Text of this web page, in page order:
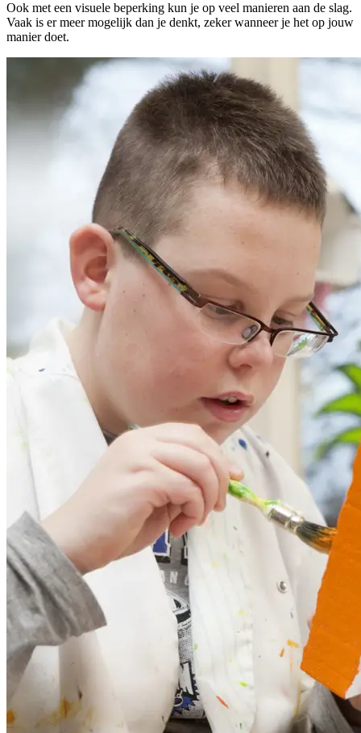
Ook met een visuele beperking kun je op veel manieren aan de slag.
Vaak is er meer mogelijk dan je denkt, zeker wanneer je het op jouw
manier doet.